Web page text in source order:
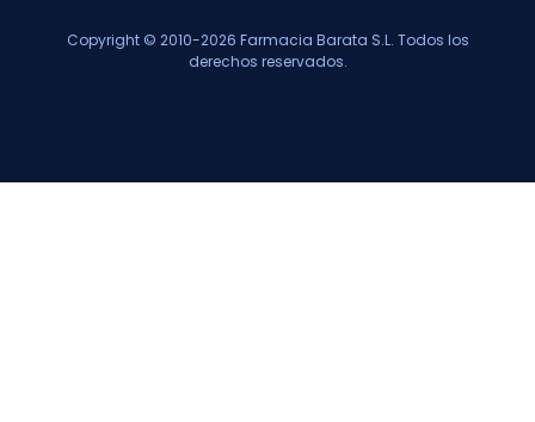
Copyright © 2010-2026 Farmacia Barata S.L. Todos los
derechos reservados.